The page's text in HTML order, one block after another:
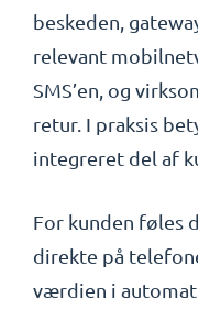
beskeden,
relevant
SMS’en, og
retur. I praksis
integreret del af
For kunden føles
direkte på
værdien i